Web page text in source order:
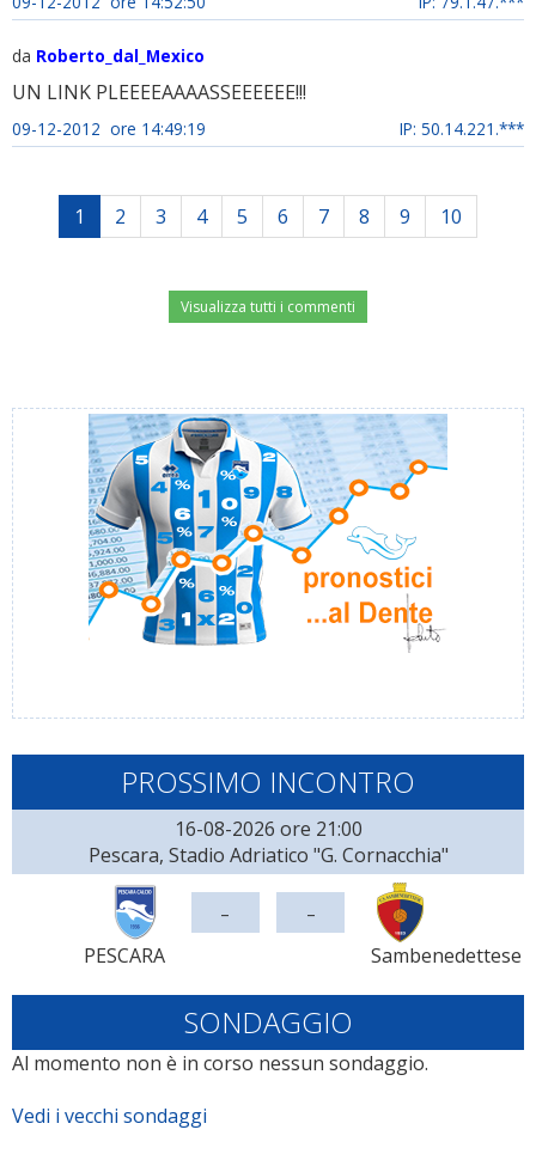
da Roberto_dal_Mexico
UN LINK PLEEEEAAAASSEEEEEE!!!
09-12-2012 ore 14:49:19 IP: 50.14.221.***
1 2 3 4 5 6 7 8 9 10
Visualizza tutti i commenti
PROSSIMO INCONTRO
16-08-2026 ore 21:00
Pescara, Stadio Adriatico "G. Cornacchia"
PESCARA
- -
Sambenedettese
SONDAGGIO
Al momento non è in corso nessun sondaggio.
Vedi i vecchi sondaggi